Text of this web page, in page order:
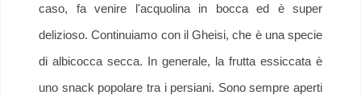
caso, fa venire l'acquolina in bocca ed è super
delizioso. Continuiamo con il Gheisi, che è una specie
di albicocca secca. In generale, la frutta essiccata è
uno snack popolare tra i persiani. Sono sempre aperti